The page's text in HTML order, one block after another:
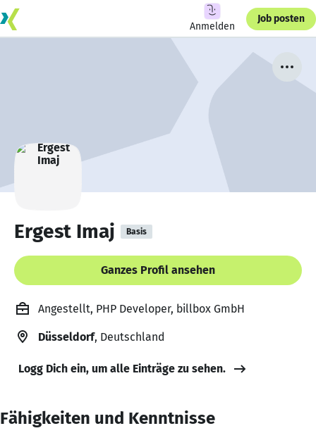
Anmelden
Job posten
Ergest Imaj Basis
Ganzes Profil ansehen
Angestellt, PHP Developer, billbox GmbH
Düsseldorf, Deutschland
Logg Dich ein, um alle Einträge zu sehen.
Fähigkeiten und Kenntnisse